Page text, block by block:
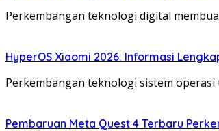
Perkembangan teknologi digital
HyperOS Xiaomi 2026: Informasi
Perkembangan teknologi sistem
Pembaruan Meta Quest 4 Terbaru